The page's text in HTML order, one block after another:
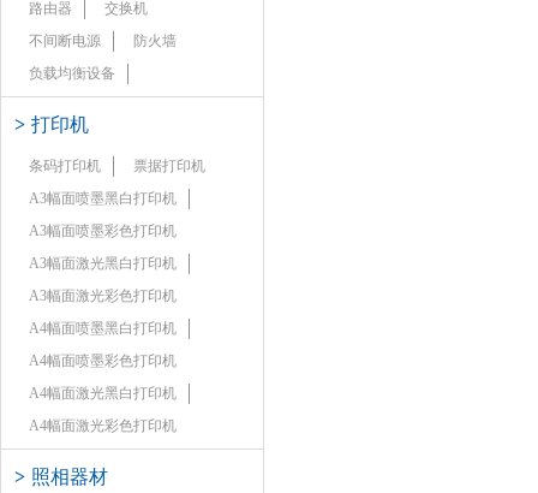
路由器
交换机
不间断电源
防火墙
负载均衡设备
> 打印机
条码打印机
票据打印机
A3幅面喷墨黑白打印机
A3幅面喷墨彩色打印机
A3幅面激光黑白打印机
A3幅面激光彩色打印机
A4幅面喷墨黑白打印机
A4幅面喷墨彩色打印机
A4幅面激光黑白打印机
A4幅面激光彩色打印机
> 照相器材